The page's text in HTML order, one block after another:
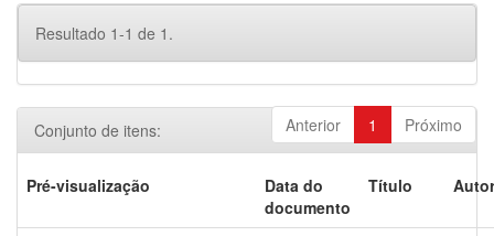
Resultado 1-1 de 1.
Anterior 1 Próximo
Conjunto de itens:
Pré-visualização
Data do
documento
Título